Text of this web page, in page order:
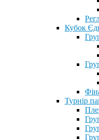
Кубок
Турнір